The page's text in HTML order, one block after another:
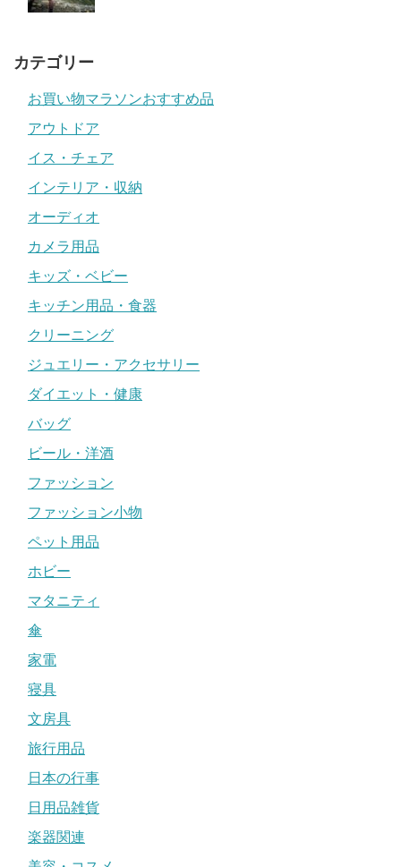
カテゴリー
お買い物マラソンおすすめ品
アウトドア
イス・チェア
インテリア・収納
オーディオ
カメラ用品
キッズ・ベビー
キッチン用品・食器
クリーニング
ジュエリー・アクセサリー
ダイエット・健康
バッグ
ビール・洋酒
ファッション
ファッション小物
ペット用品
ホビー
マタニティ
傘
家電
寝具
文房具
旅行用品
日本の行事
日用品雑貨
楽器関連